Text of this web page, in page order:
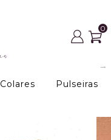
0
Colares Pulseiras